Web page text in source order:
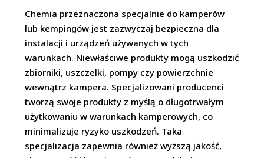
Chemia przeznaczona specjalnie do kamperów
lub kempingów jest zazwyczaj bezpieczna dla
instalacji i urządzeń używanych w tych
warunkach. Niewłaściwe produkty mogą uszkodzić
zbiorniki, uszczelki, pompy czy powierzchnie
wewnątrz kampera. Specjalizowani producenci
tworzą swoje produkty z myślą o długotrwałym
użytkowaniu w warunkach kamperowych, co
minimalizuje ryzyko uszkodzeń. Taka
specjalizacja zapewnia również wyższą jakość,